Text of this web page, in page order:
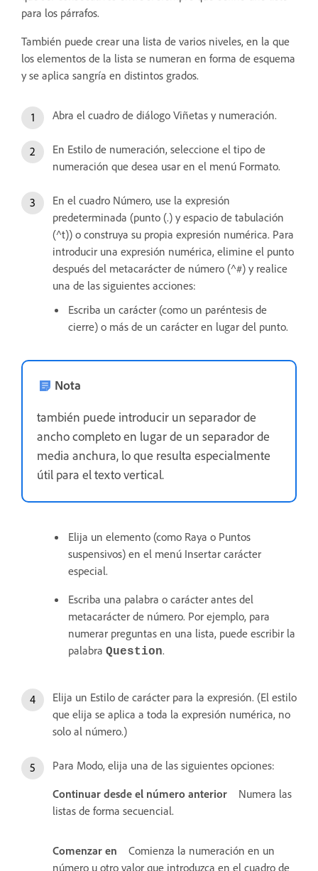
para los párrafos.
También puede crear una lista de varios niveles, en la que
los elementos de la lista se numeran en forma de esquema
y se aplica sangría en distintos grados.
Abra el cuadro de diálogo Viñetas y numeración.
En Estilo de numeración, seleccione el tipo de
numeración que desea usar en el menú Formato.
En el cuadro Número, use la expresión
predeterminada (punto (.) y espacio de tabulación
(^t)) o construya su propia expresión numérica. Para
introducir una expresión numérica, elimine el punto
después del metacarácter de número (^#) y realice
una de las siguientes acciones:
Escriba un carácter (como un paréntesis de
cierre) o más de un carácter en lugar del punto.
Nota
también puede introducir un separador de
ancho completo en lugar de un separador de
media anchura, lo que resulta especialmente
útil para el texto vertical.
Elija un elemento (como Raya o Puntos
suspensivos) en el menú Insertar carácter
especial.
Escriba una palabra o carácter antes del
metacarácter de número. Por ejemplo, para
numerar preguntas en una lista, puede escribir la
palabra Question.
Elija un Estilo de carácter para la expresión. (El estilo
que elija se aplica a toda la expresión numérica, no
solo al número.)
Para Modo, elija una de las siguientes opciones:
Continuar desde el número anterior
Numera las
listas de forma secuencial.
Comenzar en
Comienza la numeración en un
número u otro valor que introduzca en el cuadro de